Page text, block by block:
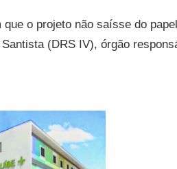
o projeto não saísse do
(DRS IV), órgão